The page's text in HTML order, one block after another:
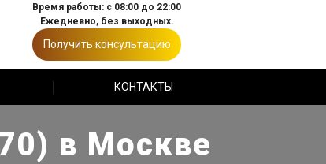
Время работы: с 08:00 до 22:00
Ежедневно, без выходных.
Получить консультацию
КОНТАКТЫ
в Москве